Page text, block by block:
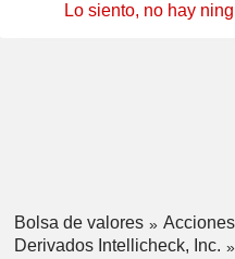
Lo siento, no hay
Bolsa de valores Acciones
Derivados Intellicheck, Inc.